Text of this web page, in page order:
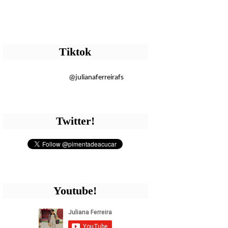
Tiktok
@julianaferreirafs
Twitter!
Youtube!